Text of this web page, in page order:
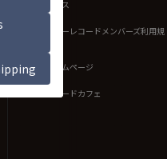
店舗サービス
規約（タワーレコードメンバーズ利用規
渋谷店ホームページ
タワーレコードカフェ